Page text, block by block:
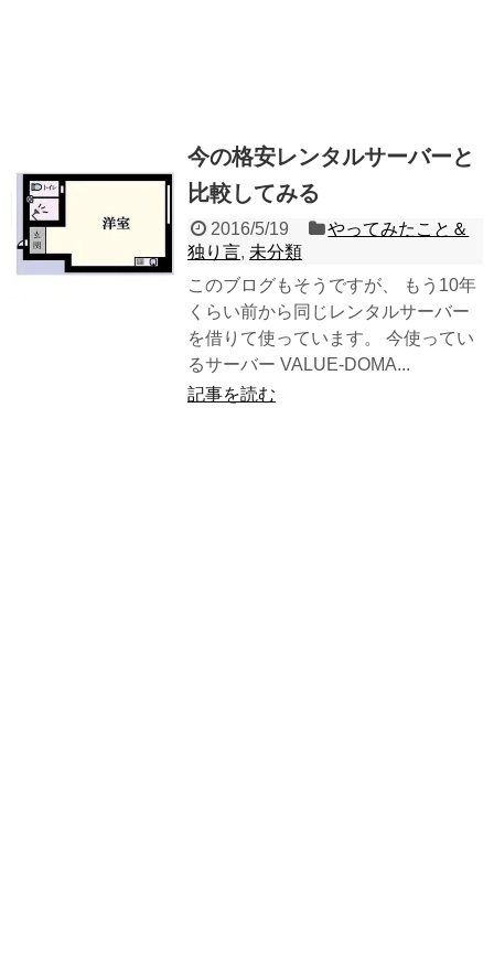
今の格安レンタルサーバーと
比較してみる
2016/5/19
やってみたこと＆
独り言, 未分類
このブログもそうですが、 もう10年
くらい前から同じレンタルサーバー
を借りて使っています。 今使ってい
るサーバー VALUE-DOMA...
記事を読む